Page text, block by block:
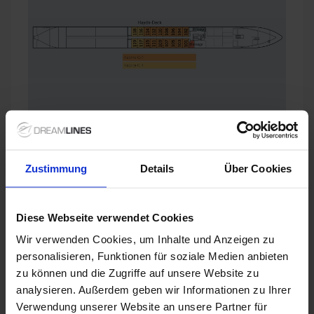
Zustimmung Details Über Cookies
Diese Webseite verwendet Cookies
Wir verwenden Cookies, um Inhalte und Anzeigen zu
personalisieren, Funktionen für soziale Medien anbieten
zu können und die Zugriffe auf unsere Website zu
analysieren. Außerdem geben wir Informationen zu Ihrer
Verwendung unserer Website an unsere Partner für